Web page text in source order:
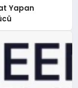
Yapan